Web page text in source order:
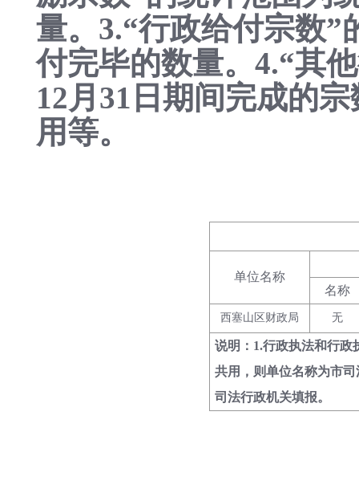
量。3.“行政给付宗数”
付完毕的数量。4.“其
12月31日期间完成的
用等。
单位名称
名称
西塞山区财政局 无
说明：1.行政执法和行政
共用，则单位名称为市
司法行政机关填报。